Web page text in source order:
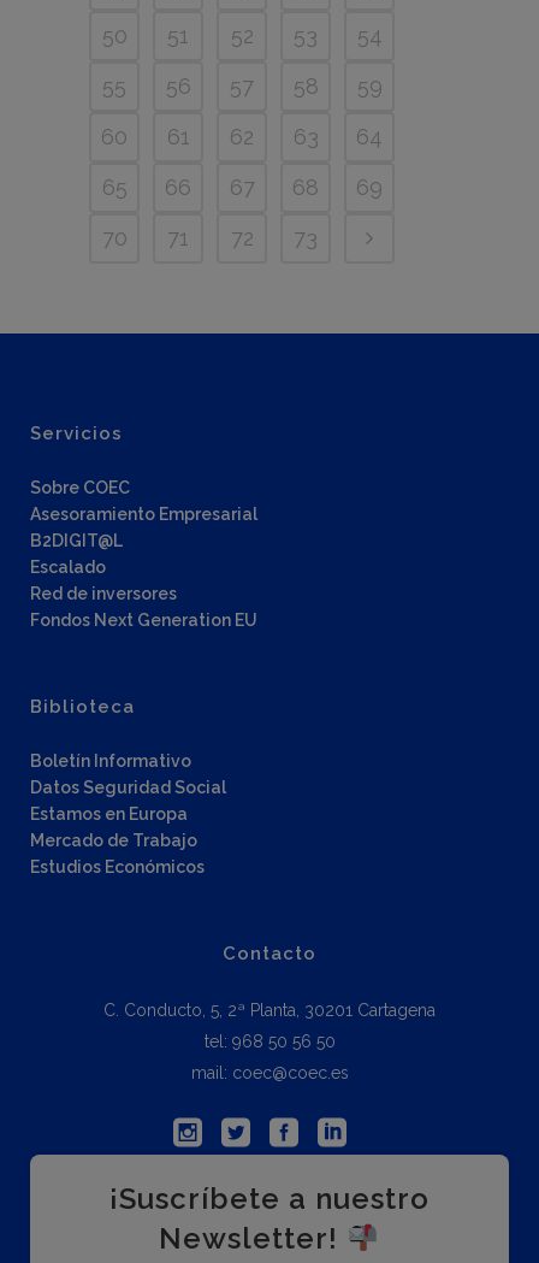
50
51 52 53
54
55
56 57 58
59
60
61 62 63
64
65
66 67 68
69
70
71 72 73
Servicios
Sobre COEC
Asesoramiento Empresarial
B2DIGIT@L
Escalado
Red de inversores
Fondos Next Generation EU
Biblioteca
Boletín Informativo
Datos Seguridad Social
Estamos en Europa
Mercado de Trabajo
Estudios Económicos
Contacto
C. Conducto, 5, 2ª Planta, 30201 Cartagena
tel: 968 50 56 50
mail: coec@coec.es
¡Suscríbete a nuestro
Newsletter!